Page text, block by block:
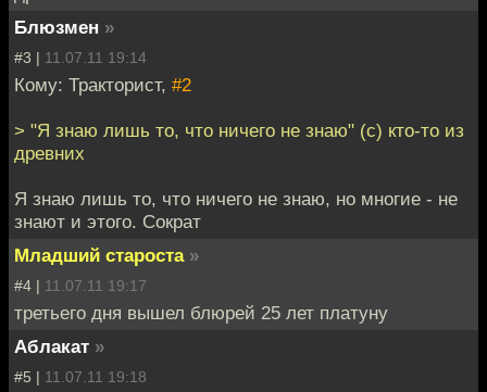
Блюзмен »
#3 | 11.07.11 19:14
Кому: Тракторист, #2
> "Я знаю лишь то, что ничего не знаю" (с) кто-то из
древних
Я знаю лишь то, что ничего не знаю, но многие - не
знают и этого. Сократ
Младший староста »
#4 | 11.07.11 19:17
третьего дня вышел блюрей 25 лет платуну
Аблакат »
#5 | 11.07.11 19:18